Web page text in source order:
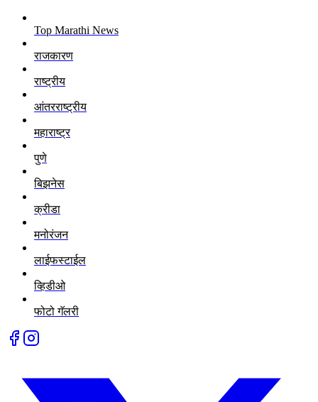
Top Marathi News
राजकारण
राष्ट्रीय
आंतरराष्ट्रीय
महाराष्ट्र
पुणे
बिझनेस
क्रीडा
मनोरंजन
लाईफस्टाईल
व्हिडीओ
फोटो गॅलरी